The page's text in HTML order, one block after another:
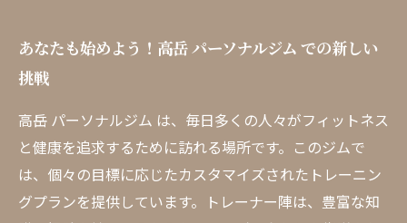
あなたも始めよう！高岳 パーソナルジム での新しい
挑戦
高岳 パーソナルジム は、毎日多くの人々がフィットネス
と健康を追求するために訪れる場所です。このジムで
は、個々の目標に応じたカスタマイズされたトレーニン
グプランを提供しています。トレーナー陣は、豊富な知